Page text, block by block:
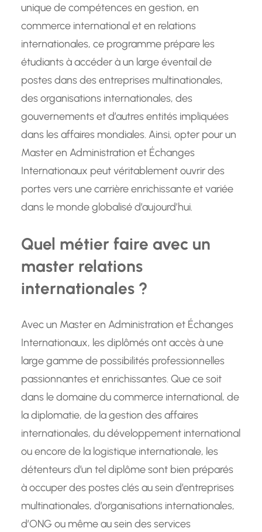
unique de compétences en gestion, en
commerce international et en relations
internationales, ce programme prépare les
étudiants à accéder à un large éventail de
postes dans des entreprises multinationales,
des organisations internationales, des
gouvernements et d’autres entités impliquées
dans les affaires mondiales. Ainsi, opter pour un
Master en Administration et Échanges
Internationaux peut véritablement ouvrir des
portes vers une carrière enrichissante et variée
dans le monde globalisé d’aujourd’hui.
Quel métier faire avec un
master relations
internationales ?
Avec un Master en Administration et Échanges
Internationaux, les diplômés ont accès à une
large gamme de possibilités professionnelles
passionnantes et enrichissantes. Que ce soit
dans le domaine du commerce international, de
la diplomatie, de la gestion des affaires
internationales, du développement international
ou encore de la logistique internationale, les
détenteurs d’un tel diplôme sont bien préparés
à occuper des postes clés au sein d’entreprises
multinationales, d’organisations internationales,
d’ONG ou même au sein des services